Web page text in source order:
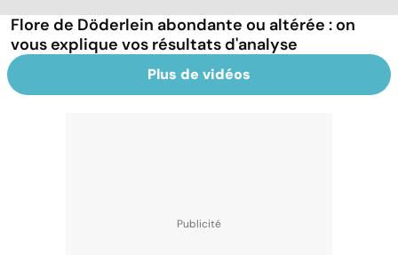
Flore de Döderlein abondante ou altérée : on
vous explique vos résultats d'analyse
Plus de vidéos